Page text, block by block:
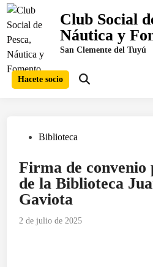
Saltar
contenido
Club Social
Náutica y
San Clemente del Tuyú
Hacete socio
Abrir
Publicado
Biblioteca
Firma de convenio
de la Biblioteca
Gaviota
2 de julio de 2025